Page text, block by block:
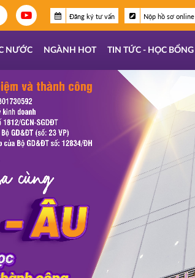
Đăng ký tư vấn Nộp hồ sơ online
NƯỚC NGÀNH HOT TIN TỨC - HỌC BỔNG